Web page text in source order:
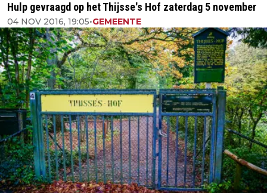
Hulp gevraagd op het Thijsse's Hof zaterdag 5 november
04 NOV 2016, 19:05•GEMEENTE